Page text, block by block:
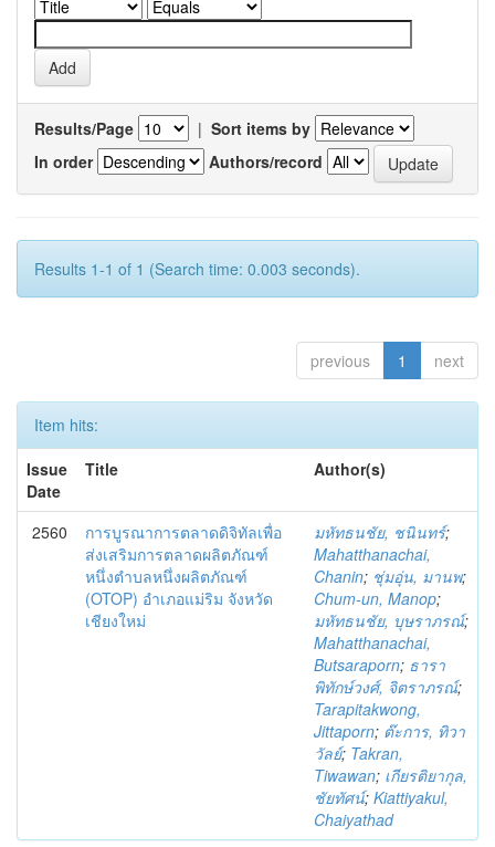
Results/Page | Sort items by
In order
Authors/record
Results 1-1 of 1 (Search time: 0.003 seconds).
previous 1 next
Item hits:
Issue
Date
Title Author(s)
2560
การบูรณาการตลาดดิจิทัลเพื่อ
ส่งเสริมการตลาดผลิตภัณฑ์
หนึ่งตำบลหนึ่งผลิตภัณฑ์
(OTOP) อำเภอแม่ริม จังหวัด
เชียงใหม่
มหัทธนชัย, ชนินทร์;
Mahatthanachai,
Chanin; ชุ่มอุ่น, มานพ;
Chum-un, Manop;
มหัทธนชัย, บุษราภรณ์;
Mahatthanachai,
Butsaraporn; ธารา
พิทักษ์วงศ์, จิตราภรณ์;
Tarapitakwong,
Jittaporn; ต๊ะการ, ทิวา
วัลย์; Takran,
Tiwawan; เกียรติยากุล,
ชัยทัศน์; Kiattiyakul,
Chaiyathad